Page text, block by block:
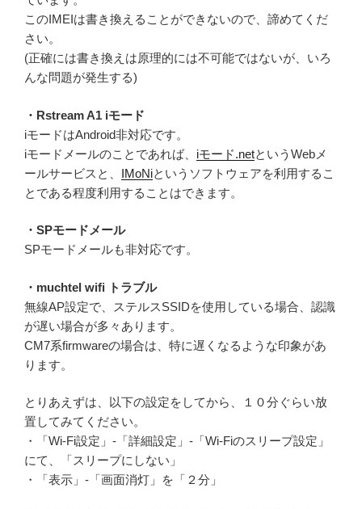
このIMEIは書き換えることができないので、諦めてくだ
さい。
(正確には書き換えは原理的には不可能ではないが、いろ
んな問題が発生する)
・Rstream A1 iモード
iモードはAndroid非対応です。
iモードメールのことであれば、 iモード.netというWebメ
ールサービスと、 IMoNiというソフトウェアを利用するこ
とである程度利用することはできます。
・SPモードメール
SPモードメールも非対応です。
・muchtel wifi トラブル
無線AP設定で、ステルスSSIDを使用している場合、認識
が遅い場合が多々あります。
CM7系firmwareの場合は、特に遅くなるような印象があ
ります。
とりあえずは、以下の設定をしてから、１０分ぐらい放
置してみてください。
・「Wi-Fi設定」-「詳細設定」-「Wi-Fiのスリープ設定」
にて、「スリープにしない」
・「表示」-「画面消灯」を「２分」